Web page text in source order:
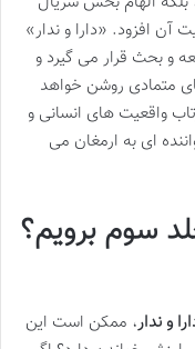
آن افزود. «دارا و ندار»
و بحث قرار می گیرد و
متمادی روشن خواهد
واقعیت های انسانی و
ای به ارمغان می
سوم برویم؟
و ندار، ممکن است این